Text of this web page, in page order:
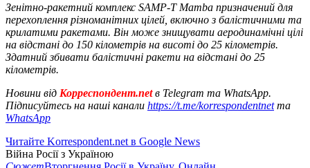
Зенітно-ракетний комплекс SAMP-T Mamba призначений для
перехоплення різноманітних цілей, включно з балістичними та
крилатими ракетами. Він може знищувати аеродинамічні цілі
на відстані до 150 кілометрів на висоті до 25 кілометрів.
Здатний збивати балістичні ракети на відстані до 25
кілометрів.
Новини від Корреспондент.netв Telegram та WhatsApp.
Підписуйтесь на наші канали https://t.me/korrespondentnetта
WhatsApp
Читайте Korrespondent.net в Google News
Війна Росії з Україною